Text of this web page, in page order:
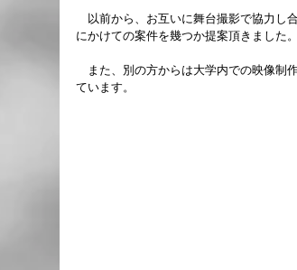
以前から、お互いに舞台撮影で協力し
にかけての案件を幾つか提案頂きました。
また、別の方からは大学内での映像制
ています。